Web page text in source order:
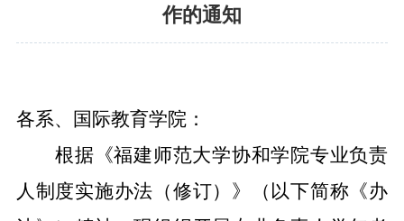
作的通知
各系、 国际教育学院 ：
根据《福建师范大学协和学院专业负责
人制度实施办法（修订）》（以下简称《办